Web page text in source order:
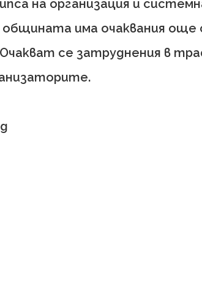
на организация и
общината има очаквания
Очакват се затруднения в